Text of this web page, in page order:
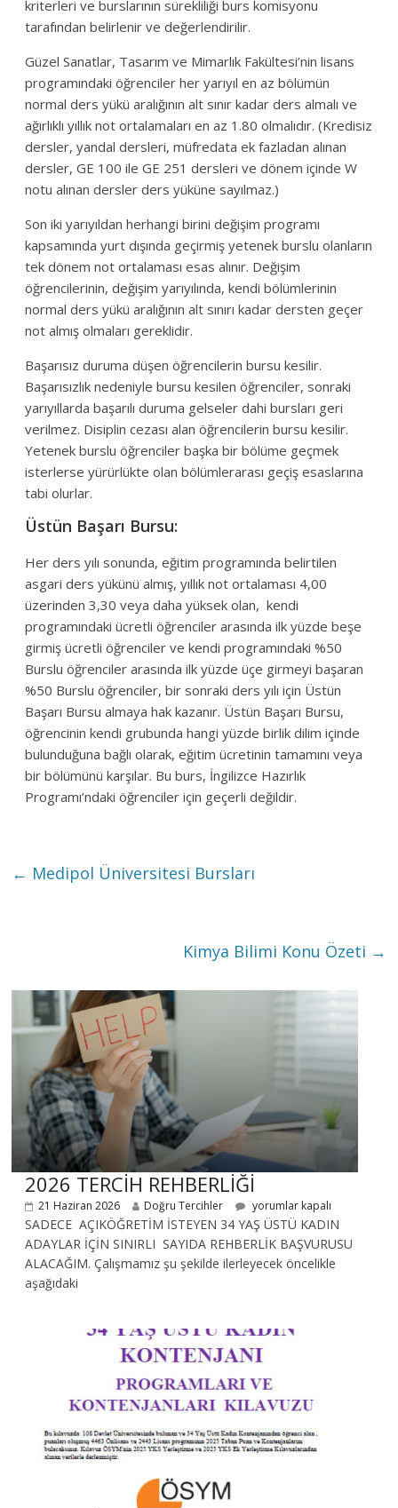
kriterleri ve burslarının sürekliliği burs komisyonu
tarafından belirlenir ve değerlendirilir.
Güzel Sanatlar, Tasarım ve Mimarlık Fakültesi’nin lisans
programındaki öğrenciler her yarıyıl en az bölümün
normal ders yükü aralığının alt sınır kadar ders almalı ve
ağırlıklı yıllık not ortalamaları en az 1.80 olmalıdır. (Kredisiz
dersler, yandal dersleri, müfredata ek fazladan alınan
dersler, GE 100 ile GE 251 dersleri ve dönem içinde W
notu alınan dersler ders yüküne sayılmaz.)
Son iki yarıyıldan herhangi birini değişim programı
kapsamında yurt dışında geçirmiş yetenek burslu olanların
tek dönem not ortalaması esas alınır. Değişim
öğrencilerinin, değişim yarıyılında, kendi bölümlerinin
normal ders yükü aralığının alt sınırı kadar dersten geçer
not almış olmaları gereklidir.
Başarısız duruma düşen öğrencilerin bursu kesilir.
Başarısızlık nedeniyle bursu kesilen öğrenciler, sonraki
yarıyıllarda başarılı duruma gelseler dahi bursları geri
verilmez. Disiplin cezası alan öğrencilerin bursu kesilir.
Yetenek burslu öğrenciler başka bir bölüme geçmek
isterlerse yürürlükte olan bölümlerarası geçiş esaslarına
tabi olurlar.
Üstün Başarı Bursu:
Her ders yılı sonunda, eğitim programında belirtilen
asgari ders yükünü almış, yıllık not ortalaması 4,00
üzerinden 3,30 veya daha yüksek olan, kendi
programındaki ücretli öğrenciler arasında ilk yüzde beşe
girmiş ücretli öğrenciler ve kendi programındaki %50
Burslu öğrenciler arasında ilk yüzde üçe girmeyi başaran
%50 Burslu öğrenciler, bir sonraki ders yılı için Üstün
Başarı Bursu almaya hak kazanır. Üstün Başarı Bursu,
öğrencinin kendi grubunda hangi yüzde birlik dilim içinde
bulunduğuna bağlı olarak, eğitim ücretinin tamamını veya
bir bölümünü karşılar. Bu burs, İngilizce Hazırlık
Programı’ndaki öğrenciler için geçerli değildir.
← Medipol Üniversitesi Bursları
Kimya Bilimi Konu Özeti →
2026 TERCİH REHBERLİĞİ
21 Haziran 2026 Doğru Tercihler yorumlar kapalı
SADECE AÇIKÖĞRETİM İSTEYEN 34 YAŞ ÜSTÜ KADIN
ADAYLAR İÇİN SINIRLI SAYIDA REHBERLİK BAŞVURUSU
ALACAĞIM. Çalışmamız şu şekilde ilerleyecek öncelikle
aşağıdaki